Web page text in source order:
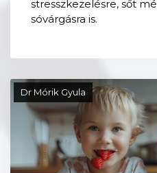
stresszkezelésre, sőt
sóvárgásra is.
Dr Mórik Gyula